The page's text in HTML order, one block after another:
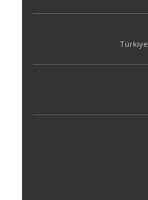
Türkiye